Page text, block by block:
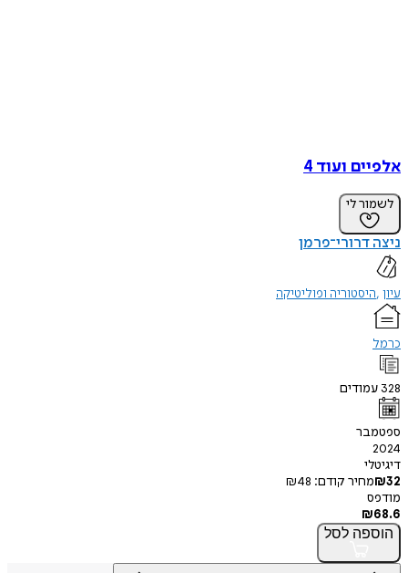
אלפיים ועוד 4
לשמור לי
ניצה דרורי־פרמן
עיון היסטוריה ופוליטיקה
כרמל
328 עמודים
ספטמבר
2024
דיגיטלי
₪32 מחיר קודם: ₪48
מודפס
₪68.6
הוספה לסל